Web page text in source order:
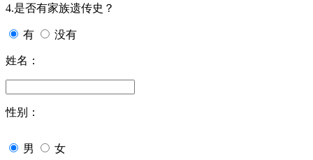
4.是否有家族遗传史？
有 没有
姓名：
性别：
男 女